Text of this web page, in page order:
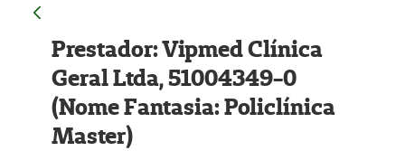
Prestador: Vipmed Clínica
Geral Ltda, 51004349-0
(Nome Fantasia: Policlínica
Master)